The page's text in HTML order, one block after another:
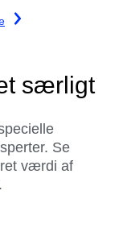
særligt
Se
værdi af